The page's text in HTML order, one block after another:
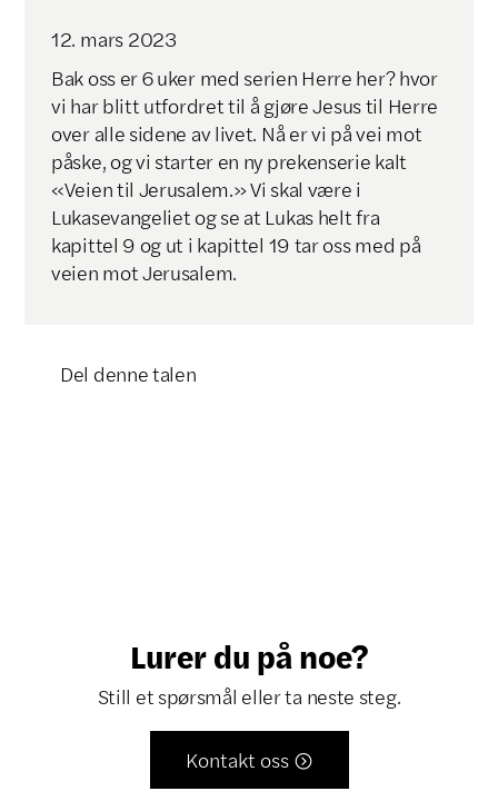
12. mars 2023
Bak oss er 6 uker med serien Herre her? hvor
vi har blitt utfordret til å gjøre Jesus til Herre
over alle sidene av livet. Nå er vi på vei mot
påske, og vi starter en ny prekenserie kalt
«Veien til Jerusalem.» Vi skal være i
Lukasevangeliet og se at Lukas helt fra
kapittel 9 og ut i kapittel 19 tar oss med på
veien mot Jerusalem.
Del denne talen
Lurer du på noe?
Still et spørsmål eller ta neste steg.
Kontakt oss 